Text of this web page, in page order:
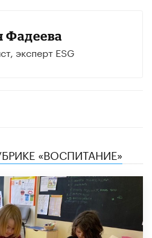
Фадеева
эксперт ESG
«ВОСПИТАНИЕ»